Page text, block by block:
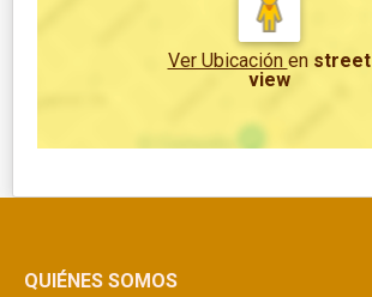
Ver Ubicación en street
view
QUIÉNES SOMOS